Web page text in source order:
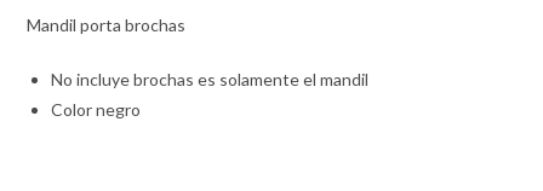
Mandil porta brochas
No incluye brochas es solamente el mandil
Color negro